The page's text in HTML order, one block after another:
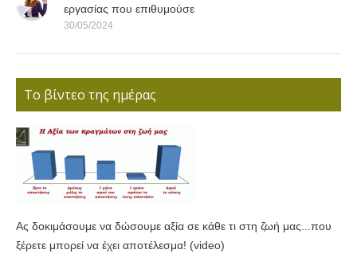
εργασίας που επιθυμούσε
30/05/2024
Το βίντεο της ημέρας
Ας δοκιμάσουμε να δώσουμε αξία σε κάθε τι στη ζωή μας...που
ξέρετε μπορεί να έχει αποτέλεσμα! (video)